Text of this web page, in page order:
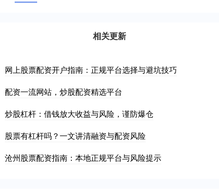
相关更新
网上股票配资开户指南：正规平台选择与避坑技巧
配资一流网站，炒股配资精选平台
炒股杠杆：借钱放大收益与风险，谨防爆仓
股票有杠杆吗？一文讲清融资与配资风险
沧州股票配资指南：本地正规平台与风险提示